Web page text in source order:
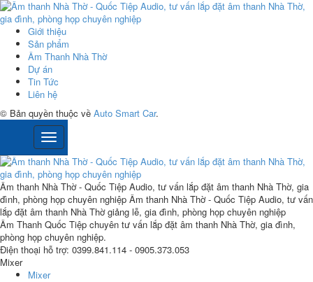
Giới thiệu
Sản phẩm
Âm Thanh Nhà Thờ
Dự án
Tin Tức
Liên hệ
© Bản quyền thuộc về Auto Smart Car.
Âm thanh Nhà Thờ - Quốc Tiệp Audio, tư vấn lắp đặt âm thanh Nhà Thờ, gia
đình, phòng họp chuyên nghiệp Âm thanh Nhà Thờ - Quốc Tiệp Audio, tư vấn
lắp đặt âm thanh Nhà Thờ giảng lễ, gia đình, phòng họp chuyên nghiệp
Âm Thanh Quốc Tiệp chuyên tư vấn lắp đặt âm thanh Nhà Thờ, gia đình,
phòng họp chuyên nghiệp.
Điện thoại hỗ trợ: 0399.841.114 - 0905.373.053
Mixer
Mixer